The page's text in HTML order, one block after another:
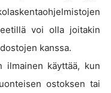
voi olla joitakin
kanssa.
ilmainen käyttää, kun
ostoksen tai